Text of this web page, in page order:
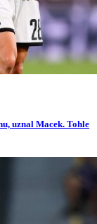
uznal Macek. Tohle